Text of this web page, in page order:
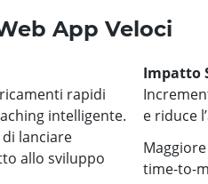
App Veloci
Impatto
rapidi
intelligente.
e riduce
lanciare
allo sviluppo
time-to-